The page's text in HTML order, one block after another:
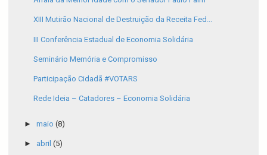
XIII Mutirão Nacional de Destruição da Receita Fed...
III Conferência Estadual de Economia Solidária
Seminário Memória e Compromisso
Participação Cidadã #VOTARS
Rede Ideia – Catadores – Economia Solidária
► maio (8)
► abril (5)